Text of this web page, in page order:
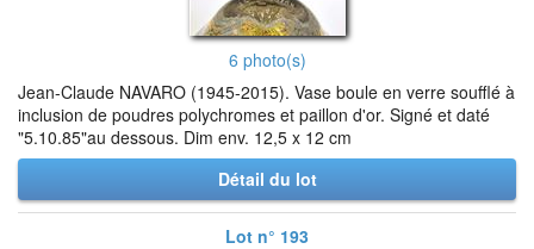
6 photo(s)
Jean-Claude NAVARO (1945-2015). Vase boule en verre soufflé à
inclusion de poudres polychromes et paillon d'or. Signé et daté
"5.10.85"au dessous. Dim env. 12,5 x 12 cm
Détail du lot
Lot n° 193